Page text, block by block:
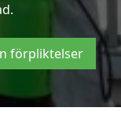
förpliktelser